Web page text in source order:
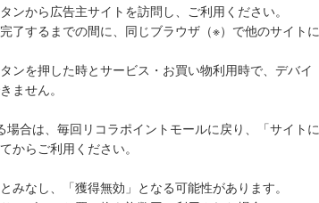
ンから広告主サイトを訪問し、ご利用ください。
了するまでの間に、同じブラウザ（※）で他のサイトに
ンを押した時とサービス・お買い物利用時で、デバイ
ません。
合は、毎回リコラポイントモールに戻り、「サイトに
からご利用ください。
なし、「獲得無効」となる可能性があります。